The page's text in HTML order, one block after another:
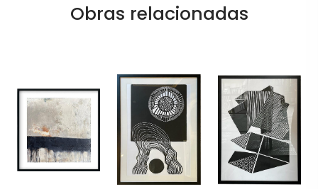
Obras relacionadas